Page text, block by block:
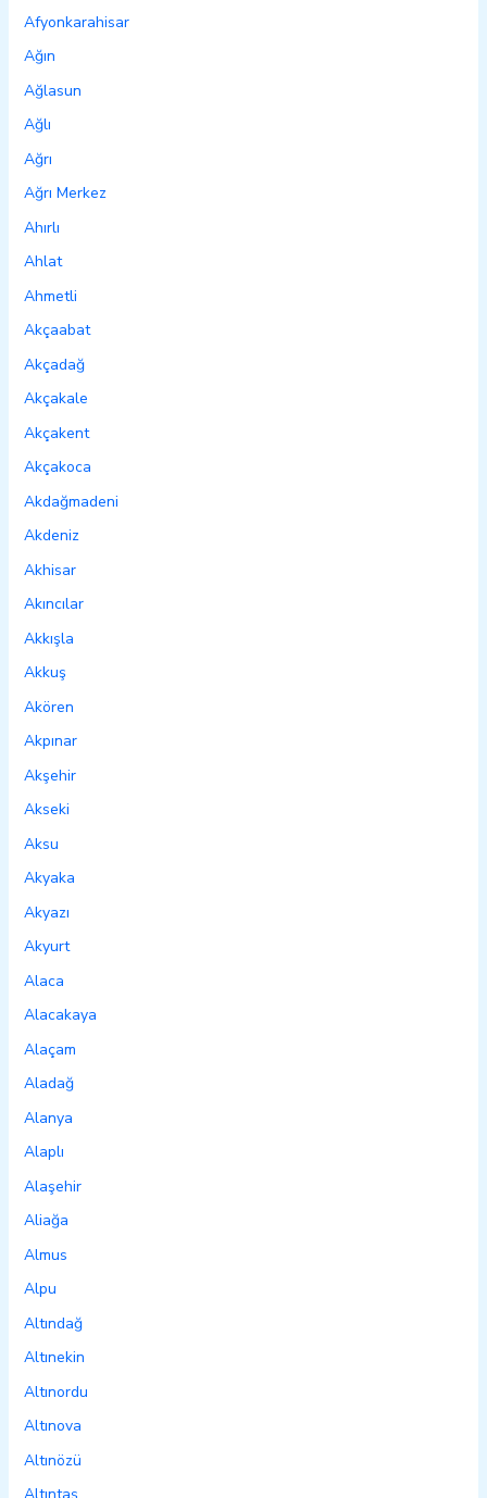
Afyonkarahisar
Ağın
Ağlasun
Ağlı
Ağrı
Ağrı Merkez
Ahırlı
Ahlat
Ahmetli
Akçaabat
Akçadağ
Akçakale
Akçakent
Akçakoca
Akdağmadeni
Akdeniz
Akhisar
Akıncılar
Akkışla
Akkuş
Akören
Akpınar
Akşehir
Akseki
Aksu
Akyaka
Akyazı
Akyurt
Alaca
Alacakaya
Alaçam
Aladağ
Alanya
Alaplı
Alaşehir
Aliağa
Almus
Alpu
Altındağ
Altınekin
Altınordu
Altınova
Altınözü